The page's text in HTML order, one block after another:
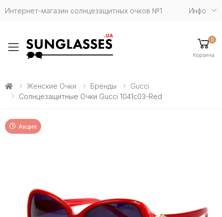
Интернет-магазин солнцезащитных очков №1 Инфо
Toggle mobile menu
0
Корзина
Женские Очки Бренды
Gucci
Солнцезащитные Очки Gucci 1041c03-Red
Акция